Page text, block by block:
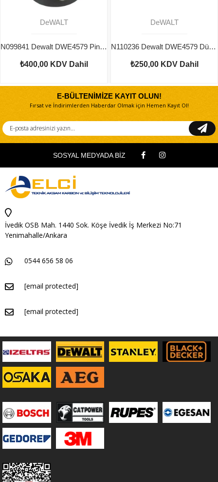
DeWALT
N099841 Dewalt DWE4579 Pinyon Dişli
₺400,00 KDV Dahil
DeWALT
N110236 Dewalt DWE4579 Düğme
₺250,00 KDV Dahil
E-BÜLTENİMİZE KAYIT OLUN!
Fırsat ve İndirimlerden Haberdar Olmak için Hemen Kayıt Ol!
SOSYAL MEDYADA BİZ
İvedik OSB Mah. 1440 Sok. Köşe İvedik İş Merkezi No:71
Yenimahalle/Ankara
0544 656 58 06
[email protected]
[email protected]